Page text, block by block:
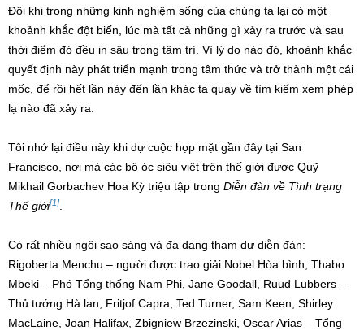
Đôi khi trong những kinh nghiệm sống của chúng ta lại có một
khoảnh khắc đột biến, lúc mà tất cả những gì xảy ra trước và sau
thời điểm đó đều in sâu trong tâm trí. Vì lý do nào đó, khoảnh khắc
quyết định này phát triển mạnh trong tâm thức và trở thành một cái
mốc, để rồi hết lần này đến lần khác ta quay về tìm kiếm xem phép
lạ nào đã xảy ra.
Tôi nhớ lại điều này khi dự cuộc họp mặt gần đây tại San
Francisco, nơi mà các bộ óc siêu việt trên thế giới được Quỹ
Mikhail Gorbachev Hoa Kỳ triệu tập trong Diễn đàn về Tình trạng
Thế giới[1]
Có rất nhiều ngôi sao sáng và đa dạng tham dự diễn đàn:
Rigoberta Menchu – người được trao giải Nobel Hòa bình, Thabo
Mbeki – Phó Tổng thống Nam Phi, Jane Goodall, Ruud Lubbers –
Thủ tướng Hà lan, Fritjof Capra, Ted Turner, Sam Keen, Shirley
MacLaine, Joan Halifax, Zbigniew Brzezinski, Oscar Arias – Tổng